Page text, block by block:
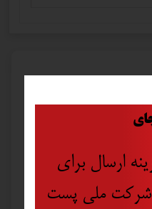
ارسال برای
شرکت ملی پست